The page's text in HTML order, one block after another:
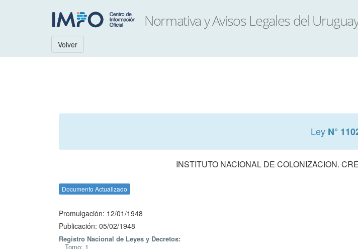
Volver
Ley N°
INSTITUTO NACIONAL DE COLONIZACION.
Documento Actualizado
Promulgación: 12/01/1948
Publicación: 05/02/1948
Registro Nacional de Leyes y Decretos:
Tomo: 1